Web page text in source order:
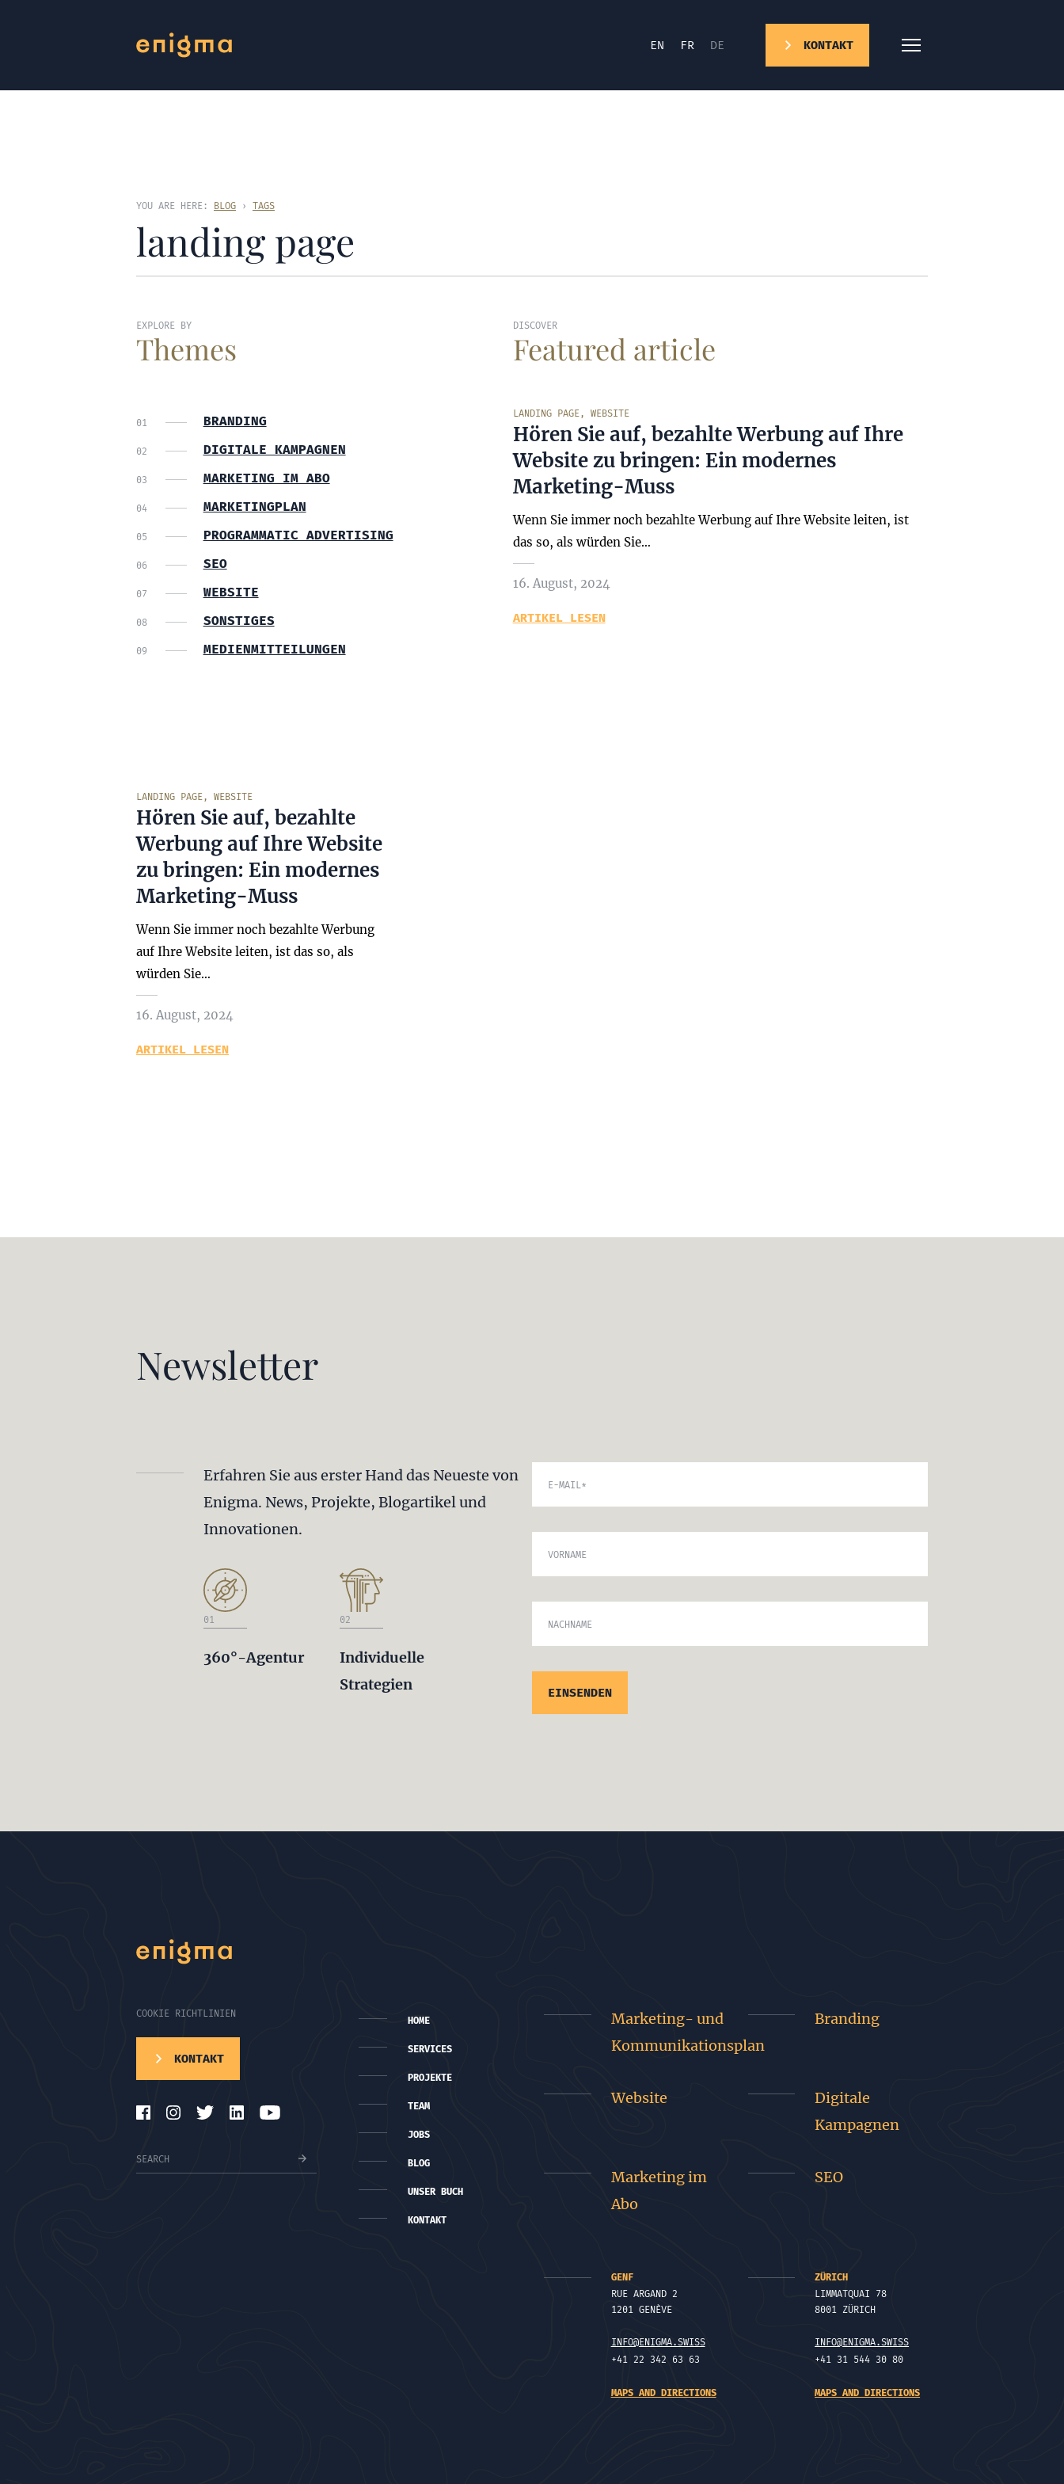
EN FR DE KONTAKT
YOU ARE HERE: BLOG › TAGS
landing page
EXPLORE BY
Themes
BRANDING
DIGITALE KAMPAGNEN
MARKETING IM ABO
MARKETINGPLAN
PROGRAMMATIC ADVERTISING
SEO
WEBSITE
SONSTIGES
MEDIENMITTEILUNGEN
DISCOVER
Featured article
LANDING PAGE, WEBSITE
Hören Sie auf, bezahlte Werbung auf Ihre
Website zu bringen: Ein modernes
Marketing-Muss
Wenn Sie immer noch bezahlte Werbung auf Ihre Website leiten, ist
das so, als würden Sie…
16. August, 2024
ARTIKEL LESEN
LANDING PAGE, WEBSITE
Hören Sie auf, bezahlte
Werbung auf Ihre Website
zu bringen: Ein modernes
Marketing-Muss
Wenn Sie immer noch bezahlte Werbung
auf Ihre Website leiten, ist das so, als
würden Sie…
16. August, 2024
ARTIKEL LESEN
Newsletter
Erfahren Sie aus erster Hand das Neueste von
Enigma. News, Projekte, Blogartikel und
Innovationen.
01
360°-Agentur
02
Individuelle
Strategien
E-MAIL*
VORNAME
NACHNAME
COOKIE RICHTLINIEN
KONTAKT
HOME
SERVICES
PROJEKTE
TEAM
JOBS
BLOG
UNSER BUCH
KONTAKT
Marketing- und
Kommunikationsplan
Branding
Website
Digitale
Kampagnen
Marketing im
Abo
SEO
GENF
RUE ARGAND 2
1201 GENÈVE
INFO@ENIGMA.SWISS
+41 22 342 63 63
MAPS AND DIRECTIONS
ZÜRICH
LIMMATQUAI 78
8001 ZÜRICH
INFO@ENIGMA.SWISS
+41 31 544 30 80
MAPS AND DIRECTIONS